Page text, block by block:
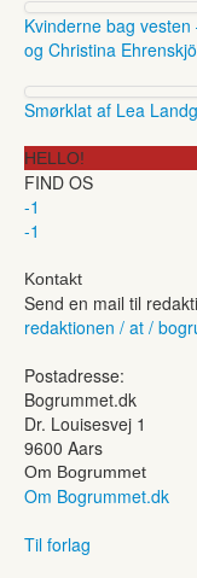
Kvinderne bag
og Christina
Smørklat af Lea
HELLO!
FIND OS
-1
-1
Kontakt
Send en mail til
redaktionen / at /
Postadresse:
Bogrummet.dk
Dr. Louisesvej 1
9600 Aars
Om Bogrummet
Om Bogrummet.dk
Til forlag